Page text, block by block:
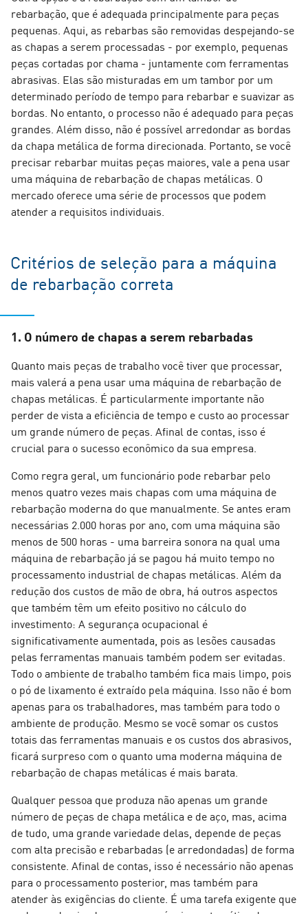
rebarbação, que é adequada principalmente para peças
pequenas. Aqui, as rebarbas são removidas despejando-se
as chapas a serem processadas - por exemplo, pequenas
peças cortadas por chama - juntamente com ferramentas
abrasivas. Elas são misturadas em um tambor por um
determinado período de tempo para rebarbar e suavizar as
bordas. No entanto, o processo não é adequado para peças
grandes. Além disso, não é possível arredondar as bordas
da chapa metálica de forma direcionada. Portanto, se você
precisar rebarbar muitas peças maiores, vale a pena usar
uma máquina de rebarbação de chapas metálicas. O
mercado oferece uma série de processos que podem
atender a requisitos individuais.
Critérios de seleção para a máquina
de rebarbação correta
1. O número de chapas a serem rebarbadas
Quanto mais peças de trabalho você tiver que processar,
mais valerá a pena usar uma máquina de rebarbação de
chapas metálicas. É particularmente importante não
perder de vista a eficiência de tempo e custo ao processar
um grande número de peças. Afinal de contas, isso é
crucial para o sucesso econômico da sua empresa.
Como regra geral, um funcionário pode rebarbar pelo
menos quatro vezes mais chapas com uma máquina de
rebarbação moderna do que manualmente. Se antes eram
necessárias 2.000 horas por ano, com uma máquina são
menos de 500 horas - uma barreira sonora na qual uma
máquina de rebarbação já se pagou há muito tempo no
processamento industrial de chapas metálicas. Além da
redução dos custos de mão de obra, há outros aspectos
que também têm um efeito positivo no cálculo do
investimento: A segurança ocupacional é
significativamente aumentada, pois as lesões causadas
pelas ferramentas manuais também podem ser evitadas.
Todo o ambiente de trabalho também fica mais limpo, pois
o pó de lixamento é extraído pela máquina. Isso não é bom
apenas para os trabalhadores, mas também para todo o
ambiente de produção. Mesmo se você somar os custos
totais das ferramentas manuais e os custos dos abrasivos,
ficará surpreso com o quanto uma moderna máquina de
rebarbação de chapas metálicas é mais barata.
Qualquer pessoa que produza não apenas um grande
número de peças de chapa metálica e de aço, mas, acima
de tudo, uma grande variedade delas, depende de peças
com alta precisão e rebarbadas (e arredondadas) de forma
consistente. Afinal de contas, isso é necessário não apenas
para o processamento posterior, mas também para
atender às exigências do cliente. É uma tarefa exigente que